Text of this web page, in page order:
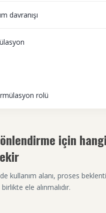
davranışı
rolü
için hangi
kullanım alanı, proses
ele alınmalıdır.